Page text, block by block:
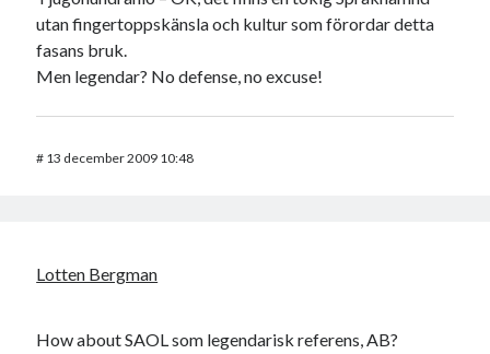
utan fingertoppskänsla och kultur som förordar detta
fasans bruk.
Men legendar? No defense, no excuse!
# 13 december 2009 10:48
Lotten Bergman
How about SAOL som legendarisk referens, AB?